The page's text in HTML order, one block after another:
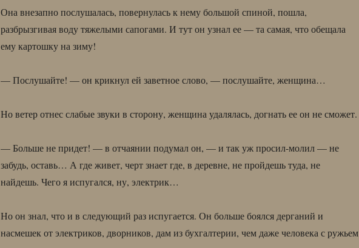
Она внезапно послушалась, повернулась к нему большой спиной, пошла,
разбрызгивая воду тяжелыми сапогами. И тут он узнал ее — та самая, что обещала
ему картошку на зиму!
— Послушайте! — он крикнул ей заветное слово, — послушайте, женщина…
Но ветер отнес слабые звуки в сторону, женщина удалялась, догнать ее он не сможет.
— Больше не придет! — в отчаянии подумал он, — и так уж просил-молил — не
забудь, оставь… А где живет, черт знает где, в деревне, не пройдешь туда, не
найдешь. Чего я испугался, ну, электрик…
Но он знал, что и в следующий раз испугается. Он больше боялся дерганий и
насмешек от электриков, дворников, дам из бухгалтерии, чем даже человека с ружьем